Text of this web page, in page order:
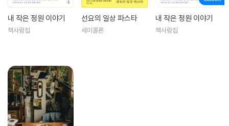
들을 만드는 중이다. 파스타 면을 처음 만져보는 사람도 언제든 쉽고 즐겁
게 파스타를 만들어 먹길 바라며 이 책을 썼다.
유튜브 선요 Seonyo
내 작은 정원 이야기
책사람집
선요의 일상 파스타
세미콜론
내 작은 정원 이야기
책사람집